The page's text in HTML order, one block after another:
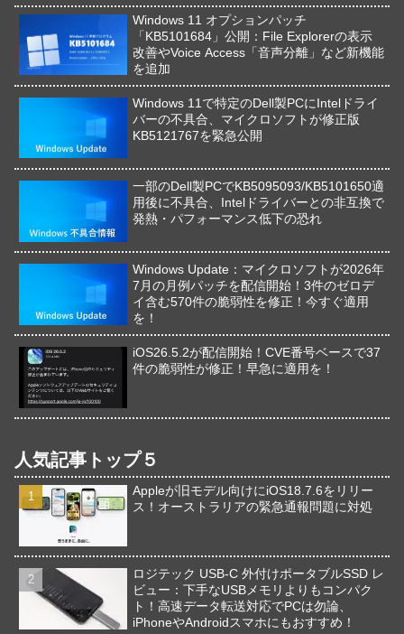
Windows 11 オプションパッチ
「KB5101684」公開：File Explorerの表示
改善やVoice Access「音声分離」など新機能
を追加
Windows 11で特定のDell製PCにIntelドライ
バーの不具合、マイクロソフトが修正版
KB5121767を緊急公開
一部のDell製PCでKB5095093/KB5101650適
用後に不具合、Intelドライバーとの非互換で
発熱・パフォーマンス低下の恐れ
Windows Update：マイクロソフトが2026年
7月の月例パッチを配信開始！3件のゼロデ
イ含む570件の脆弱性を修正！今すぐ適用
を！
iOS26.5.2が配信開始！CVE番号ベースで37
件の脆弱性が修正！早急に適用を！
人気記事トップ５
Appleが旧モデル向けにiOS18.7.6をリリー
ス！オーストラリアの緊急通報問題に対処
ロジテック USB-C 外付けポータブルSSD レ
ビュー：下手なUSBメモリよりもコンパク
ト！高速データ転送対応でPCは勿論、
iPhoneやAndroidスマホにもおすすめ！